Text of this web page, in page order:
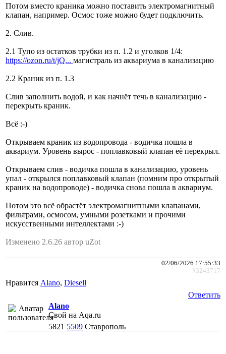
Потом вместо краника можно поставить электромагнитный
клапан, например. Осмос тоже можно будет подключить.
2. Слив.
2.1 Тупо из остатков трубки из п. 1.2 и уголков 1/4:
https://ozon.ru/t/jQ... магистраль из аквариума в канализацию
2.2 Краник из п. 1.3
Слив заполнить водой, и как начнёт течь в канализацию -
перекрыть краник.
Всё :-)
Открываем краник из водопровода - водичка пошла в
аквариум. Уровень вырос - поплавковый клапан её перекрыл.
Открываем слив - водичка пошла в канализацию, уровень
упал - открылся поплавковый клапан (помним про открытый
краник на водопроводе) - водичка снова пошла в аквариум.
Потом это всё обрастёт электромагнитными клапанами,
фильтрами, осмосом, умными розетками и прочими
искусственными интеллектами :-)
Изменено 2.6.26 автор uZot
02/06/2026 17:55:33
#3243717
Нравится Alano, Diesell
Ответить
Alano
Свой на Aqa.ru
5821 5509 Ставрополь